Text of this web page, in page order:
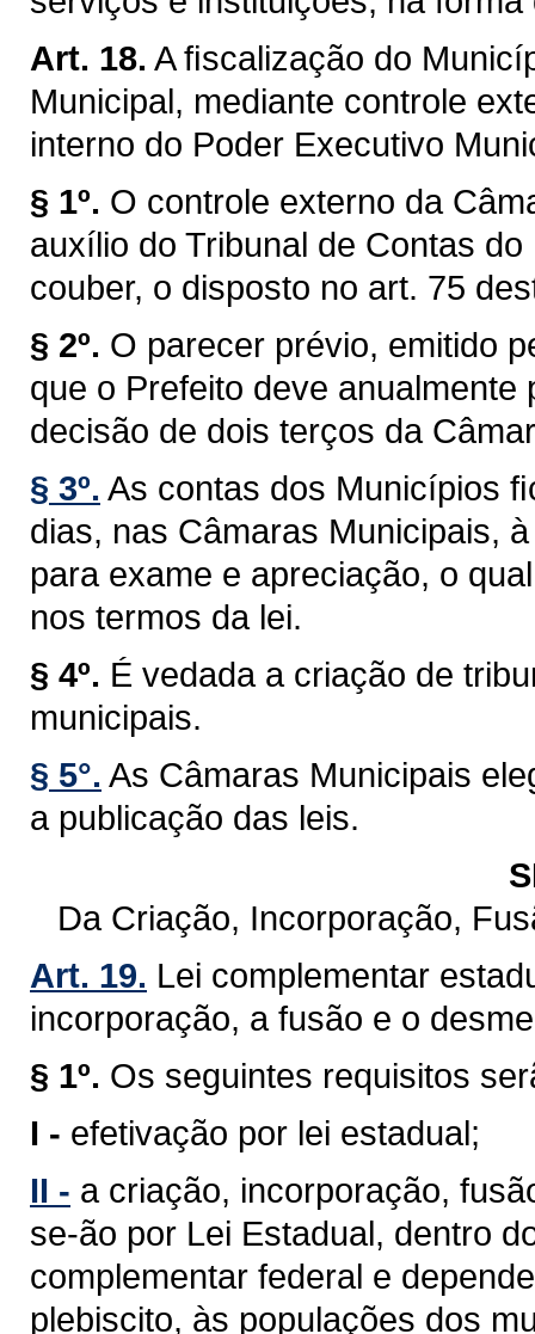
Art. 18. A ﬁscalização do
Municipal, mediante controle
interno do Poder Executivo
§ 1º. O controle externo da
auxílio do Tribunal de Contas
couber, o disposto no art. 75
§ 2º. O parecer prévio, emitido
que o Prefeito deve
decisão de dois terços da
§ 3º. As contas dos Municípios
dias, nas Câmaras Municipais,
para exame e apreciação, o
nos termos da lei.
§ 4º. É vedada a criação de
municipais.
§ 5°. As Câmaras Municipais
a publicação das leis.
Da Criação, Incorporação,
Art. 19. Lei complementar
incorporação, a fusão e o
§ 1º. Os seguintes requisitos
I - efetivação por lei estadual;
II - a criação, incorporação,
se-ão por Lei Estadual, dentro
complementar federal e
plebiscito, às populações dos